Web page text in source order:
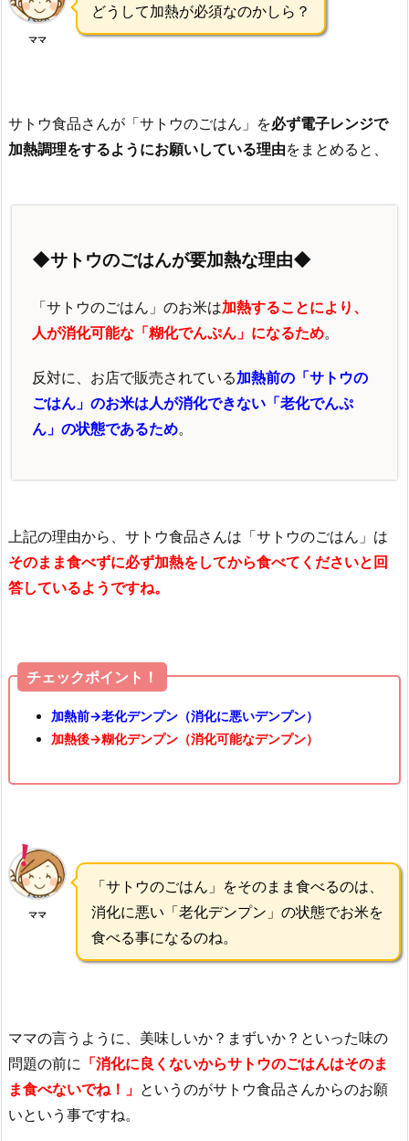
ママ
どうして加熱が必須なのかしら？
サトウ食品さんが「サトウのごはん」を必ず電子レンジで
加熱調理をするようにお願いしている理由をまとめると、
◆サトウのごはんが要加熱な理由◆
「サトウのごはん」のお米は加熱することにより、
人が消化可能な「糊化でんぷん」になるため。
反対に、お店で販売されている加熱前の「サトウの
ごはん」のお米は人が消化できない「老化でんぷ
ん」の状態であるため。
上記の理由から、サトウ食品さんは「サトウのごはん」は
そのまま食べずに必ず加熱をしてから食べてくださいと回
答しているようですね。
チェックポイント！
加熱前→老化デンプン（消化に悪いデンプン）
加熱後→糊化デンプン（消化可能なデンプン）
ママ
「サトウのごはん」をそのまま食べるのは、
消化に悪い「老化デンプン」の状態でお米を
食べる事になるのね。
ママの言うように、美味しいか？まずいか？といった味の
問題の前に 「消化に良くないからサトウのごはんはそのま
ま食べないでね！」 というのがサトウ食品さんからのお願
いという事ですね。